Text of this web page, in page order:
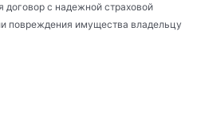
договор с надежной страховой
повреждения имущества владельцу